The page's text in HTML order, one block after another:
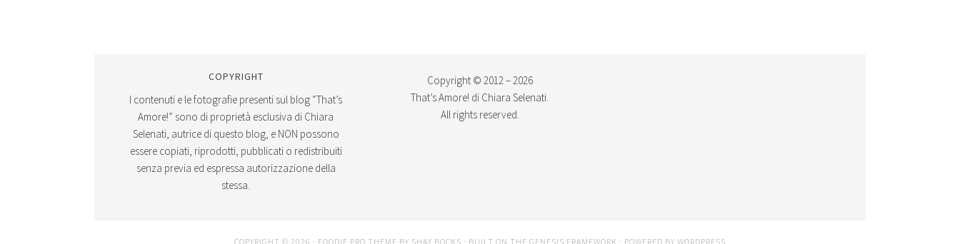
COPYRIGHT
I contenuti e le fotografie presenti sul blog “That’s
Amore!” sono di proprietà esclusiva di Chiara
Selenati, autrice di questo blog, e NON possono
essere copiati, riprodotti, pubblicati o redistribuiti
senza previa ed espressa autorizzazione della
stessa.
Copyright © 2012 – 2026
That’s Amore! di Chiara Selenati.
All rights reserved.
COPYRIGHT © 2026 · FOODIE PRO THEME BY SHAY BOCKS · BUILT ON THE GENESIS FRAMEWORK · POWERED BY WORDPRESS